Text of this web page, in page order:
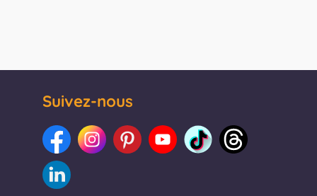
Suivez-nous